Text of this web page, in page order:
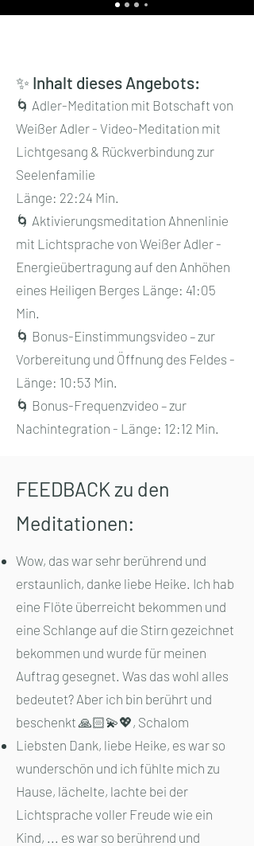
✨ Inhalt dieses Angebots:
🌀 Adler-Meditation mit Botschaft von
Weißer Adler - Video-Meditation mit
Lichtgesang & Rückverbindung zur
Seelenfamilie
Länge: 22:24 Min.
🌀 Aktivierungsmeditation Ahnenlinie
mit Lichtsprache von Weißer Adler -
Energieübertragung auf den Anhöhen
eines Heiligen Berges Länge: 41:05
Min.
🌀 Bonus-Einstimmungsvideo – zur
Vorbereitung und Öffnung des Feldes -
Länge: 10:53 Min.
🌀 Bonus-Frequenzvideo – zur
Nachintegration - Länge: 12:12 Min.
FEEDBACK zu den
Meditationen:
​Wow, das war sehr berührend und
erstaunlich, danke liebe Heike. Ich hab
eine Flöte überreicht bekommen und
eine Schlange auf die Stirn gezeichnet
bekommen und wurde für meinen
Auftrag gesegnet. Was das wohl alles
bedeutet? Aber ich bin berührt und
beschenkt 🙏🏻💫💖, Schalom
Liebsten Dank, liebe Heike, es war so
wunderschön und ich fühlte mich zu
Hause, lächelte, lachte bei der
Lichtsprache voller Freude wie ein
Kind, ... es war so berührend und